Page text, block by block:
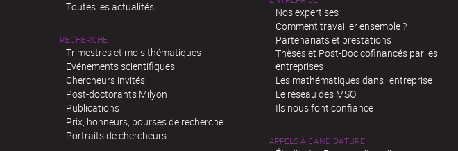
Toutes les actualités
RECHERCHE
Trimestres et mois thématiques
Evénements scientifiques
Chercheurs invités
Post-doctorants Milyon
Publications
Prix, honneurs, bourses de recherche
Portraits de chercheurs
Nos expertises
Comment travailler ensemble ?
Partenariats et prestations
Thèses et Post-Doc cofinancés par les
entreprises
Les mathématiques dans l’entreprise
Le réseau des MSO
Ils nous font confiance
APPELS À CANDIDATURE